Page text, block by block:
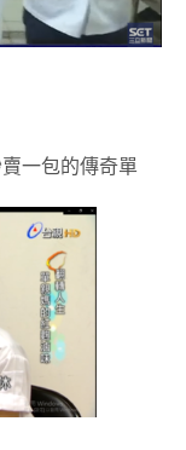
一包的傳奇單